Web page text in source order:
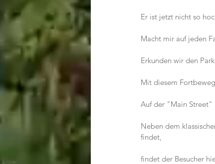
Er ist jetzt nicht so
Macht mir auf jeden
Erkunden wir den
Mit diesem
Auf der "Main Street"
Neben dem
findet,
findet der Besucher